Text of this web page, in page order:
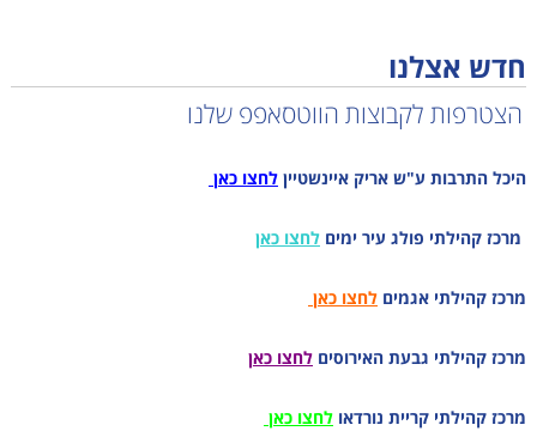
חדש אצלנו
הצטרפות לקבוצות הווטסאפפ שלנו
היכל התרבות ע"ש אריק איינשטיין לחצו כאן
מרכז קהילתי פולג עיר ימים לחצו כאן
מרכז קהילתי אגמים לחצו כאן
מרכז קהילתי גבעת האירוסים לחצו כאן
מרכז קהילתי קריית נורדאו לחצו כאן